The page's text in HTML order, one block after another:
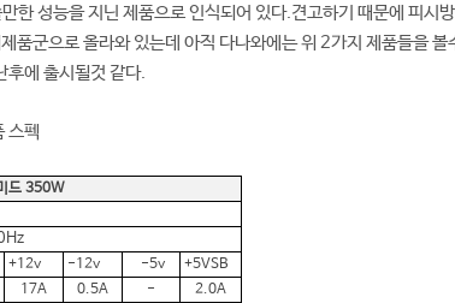
한 성능을 지닌 제품으로 인식되어 있다.견고하기 때문에 피시
군으로 올라와 있는데 아직 다나와에는 위 2가지 제품들을 볼
후에 출시될것 같다.
스펙
드 350W
+12v -12v -5v
+5VSB
17A 0.5A - 2.0A